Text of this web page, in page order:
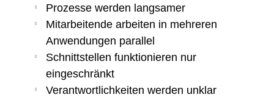
Prozesse werden langsamer
Mitarbeitende arbeiten in mehreren
Anwendungen parallel
Schnittstellen funktionieren nur
eingeschränkt
Verantwortlichkeiten werden unklar